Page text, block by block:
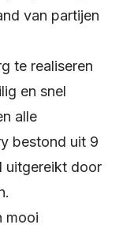
van partijen
te realiseren
en snel
alle
bestond uit 9
uitgereikt door
mooi